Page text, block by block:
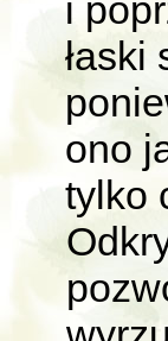
i
łaski
ono
tylko